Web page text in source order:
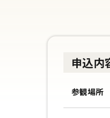
申込内
参観場所